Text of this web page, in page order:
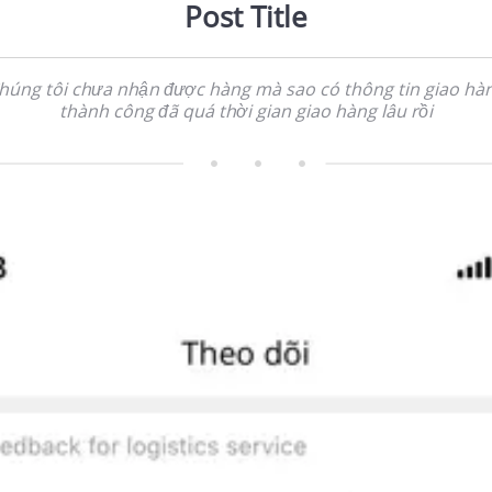
Post Title
tôi chưa nhận được hàng mà sao có thông tin giao
thành công đã quá thời gian giao hàng lâu rồi